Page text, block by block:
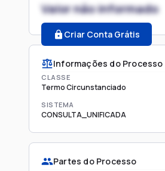
Valor não informado
Criar Conta Grátis
Informações do Processo
CLASSE
Termo Circunstanciado
SISTEMA
CONSULTA_UNIFICADA
Partes do Processo